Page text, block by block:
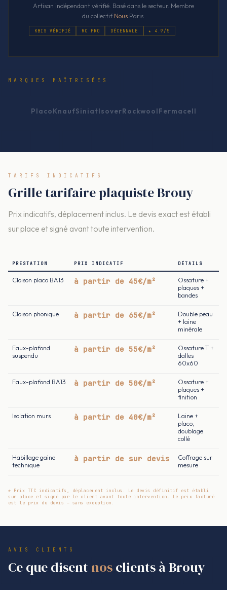
Artisan indépendant vérifié. Basé dans le secteur. Membre
du collectifNous .Paris.
KBIS VÉRIFIÉ RC PRO DÉCENNALE ★ 4.9/5
MARQUES MAÎTRISÉES
PlacoKnaufSiniatIsoverRockwoolFermacell
TARIFS INDICATIFS
Grille tarifaire plaquiste Brouy
Prix indicatifs, déplacement inclus. Le devis exact est établi
sur place et signé avant toute intervention.
PRESTATION PRIX INDICATIF DÉTAILS
Cloison placo BA13 à partir de 45€/m²
Ossature +
plaques +
bandes
Cloison phonique à partir de 65€/m²
Double peau
+ laine
minérale
Faux-plafond
suspendu
à partir de 55€/m²
Ossature T +
dalles
60x60
Faux-plafond BA13 à partir de 50€/m²
Ossature +
plaques +
finition
Isolation murs à partir de 40€/m²
Laine +
placo,
doublage
collé
Habillage gaine
technique
à partir de sur devis
Coffrage sur
mesure
* Prix TTC indicatifs, déplacement inclus. Le devis définitif est établi
sur place et signé par le client avant toute intervention. Le prix facturé
est le prix du devis — sans exception.
AVIS CLIENTS
Ce que disent nosclients à Brouy